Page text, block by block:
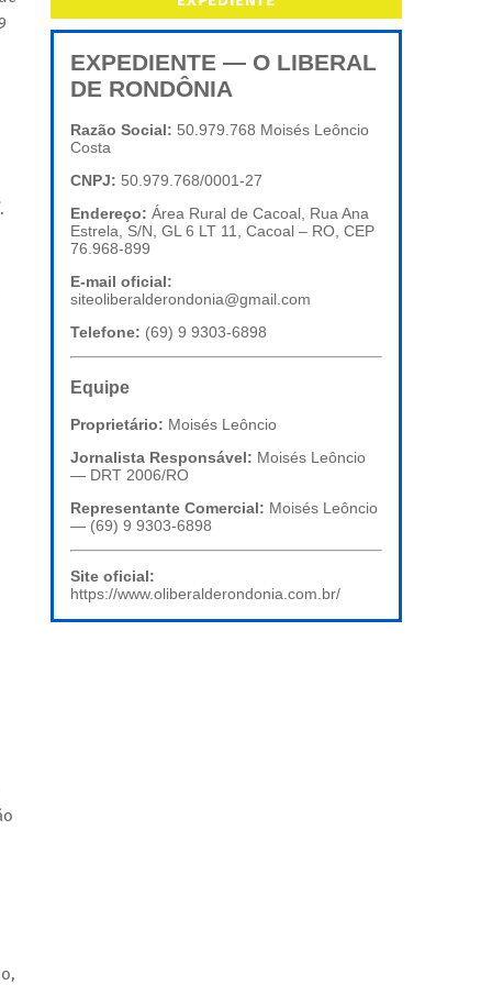
EXPEDIENTE — O LIBERAL
DE RONDÔNIA
Razão Social: 50.979.768 Moisés Leôncio
Costa
CNPJ: 50.979.768/0001-27
Endereço: Área Rural de Cacoal, Rua Ana
Estrela, S/N, GL 6 LT 11, Cacoal – RO, CEP
76.968-899
E-mail oficial:
siteoliberalderondonia@gmail.com
Telefone: (69) 9 9303-6898
Equipe
Proprietário: Moisés Leôncio
Jornalista Responsável: Moisés Leôncio
— DRT 2006/RO
Representante Comercial: Moisés Leôncio
— (69) 9 9303-6898
Site oficial:
https://www.oliberalderondonia.com.br/